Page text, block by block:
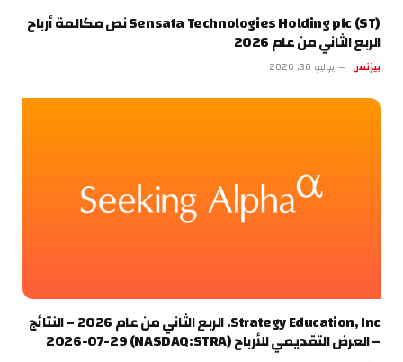
Sensata Technologies Holding plc (ST) نص مكالمة أرباح
الربع الثاني من عام 2026
بيزنس يوليو 30, 2026
Strategy Education, Inc. الربع الثاني من عام 2026 – النتائج
– العرض التقديمي للأرباح (NASDAQ:STRA) 2026-07-29